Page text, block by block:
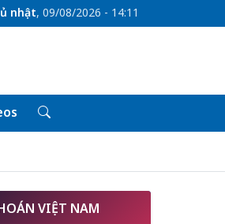
nhật, 09/08/2026 - 14:11
VIỆT NAM